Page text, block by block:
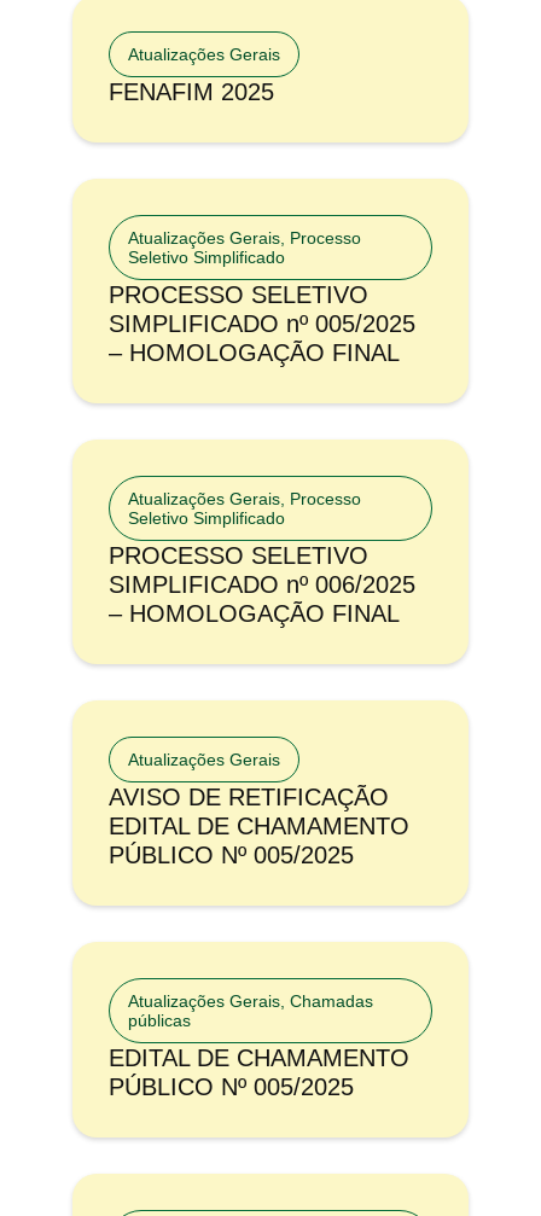
Atualizações Gerais
FENAFIM 2025
Atualizações Gerais Processo
Seletivo Simplificado
PROCESSO SELETIVO
SIMPLIFICADO nº 005/2025
– HOMOLOGAÇÃO FINAL
Atualizações Gerais Processo
Seletivo Simplificado
PROCESSO SELETIVO
SIMPLIFICADO nº 006/2025
– HOMOLOGAÇÃO FINAL
Atualizações Gerais
AVISO DE RETIFICAÇÃO
EDITAL DE CHAMAMENTO
PÚBLICO Nº 005/2025
Atualizações Gerais Chamadas
públicas
EDITAL DE CHAMAMENTO
PÚBLICO Nº 005/2025